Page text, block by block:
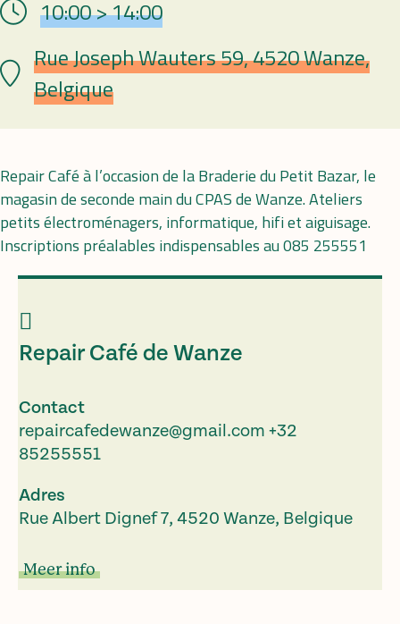
Hour 10:00 > 14:00
PlaatsRue Joseph Wauters 59, 4520 Wanze,
Belgique
Repair Café à l’occasion de la Braderie du Petit Bazar, le
magasin de seconde main du CPAS de Wanze. Ateliers
petits électroménagers, informatique, hifi et aiguisage.
Inscriptions préalables indispensables au 085 255551
Repair Café de Wanze
Contact
repaircafedewanze@gmail.com +32
85255551
Adres
Rue Albert Dignef 7, 4520 Wanze, Belgique
Meer info